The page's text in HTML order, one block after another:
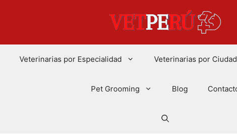
Veterinarias por Especialidad Veterinarias por Ciudad
Pet Grooming Blog